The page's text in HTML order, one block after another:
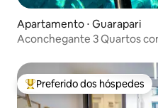
Apartamento ⋅ Guarapari
Aconchegante 3 Quartos
Entre os melhores
Preferido dos hóspedes